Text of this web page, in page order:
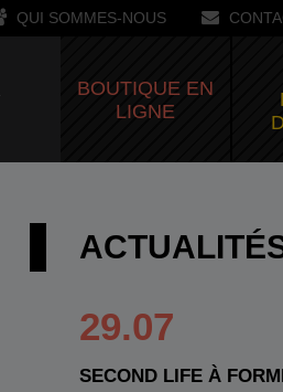
QUI SOMMES-NOUS
BOUTIQUE EN
LIGNE
29.07
SECOND LIFE À